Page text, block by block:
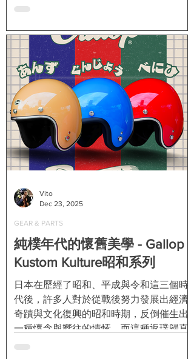
紅包袋只要來店消費滿500元就可以免費
更誘人的是，購買福袋後還可以再抽超過
30樣好禮！ 這次由 樂多 推出的福袋已經
開放預購，現在起就可以由此 網址 填單後
完成預購。福袋售價是訂為每個1,680元，
內容物則是以 樂多 所販售的自家商品和
MOONEYES雜貨為主，包含隨機組合的T-
Shirt、小物和折扣福利卡等。這次販售的
所有福袋都會有尺寸標示，包含 S、M、
L、XL、2XL和3XL，因此只要依照自己合
適的衣服尺寸來購買，就絕對不會買錯。
高於售價之外，這次購買福袋的朋友還可
月24日由 樂多 正式公佈。獎項亦是非常豐
富，最大獎是價值上萬元的 Seiko 5 Sports
x MOONEYES聯名錶、另外還有
MOONEYES雨衣、價值2,680～5,280元的
3/4罩與全罩式Gallop安全帽等共35個名
額。...
純樸年代的懷舊美學 - Gallop
Kustom Kulture昭和系列
日本在歷經了昭和、平成與令和這三個時
代後，許多人對於從戰後努力發展出經濟
奇蹟與文化復興的昭和時期，反倒催生出
一種懷念與嚮往的情愫。而這種返璞歸真
的概念，近來其實也被運用在許多產品的
GEAR & PARTS
Vito
Dec 23, 2025